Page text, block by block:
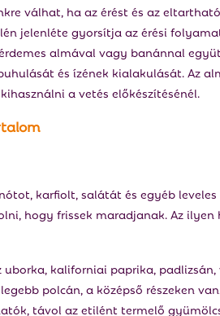
válhat, ha az érést és az
jelenléte gyorsítja az érési
almával vagy banánnal
és ízének kialakulását. Az
a vetés előkészítésénél.
karfiolt, salátát és egyéb leveles
hogy frissek maradjanak. Az
uborka, kaliforniai paprika,
polcán, a középső részeken
távol az etilént termelő